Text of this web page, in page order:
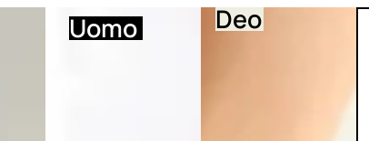
Uomo Deo